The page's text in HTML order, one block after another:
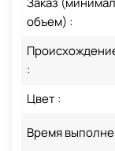
объем) :
:
Цвет :
Время